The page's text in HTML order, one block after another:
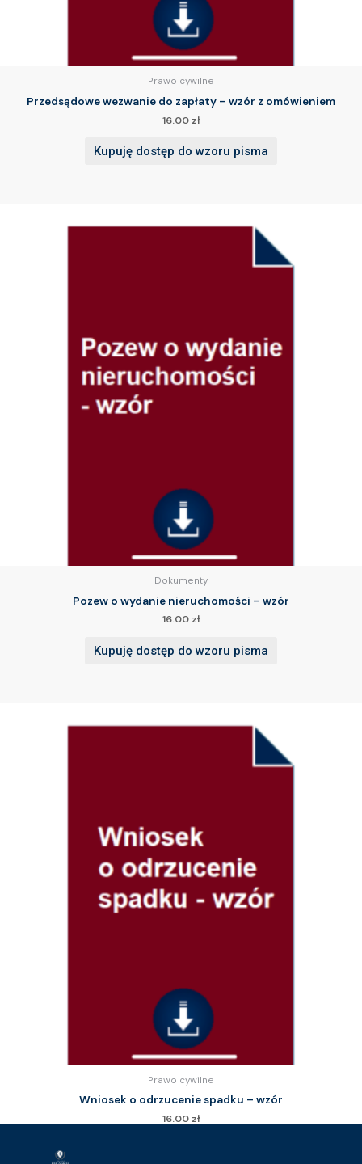
Prawo cywilne
Przedsądowe wezwanie do zapłaty – wzór z omówieniem
16.00 zł
Kupuję dostęp do wzoru pisma
Dokumenty
Pozew o wydanie nieruchomości – wzór
16.00 zł
Kupuję dostęp do wzoru pisma
Prawo cywilne
Wniosek o odrzucenie spadku – wzór
16.00 zł